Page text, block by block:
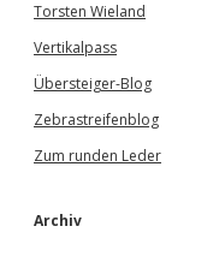
Torsten Wieland
Vertikalpass
Übersteiger-Blog
Zebrastreifenblog
Zum runden Leder
Archiv